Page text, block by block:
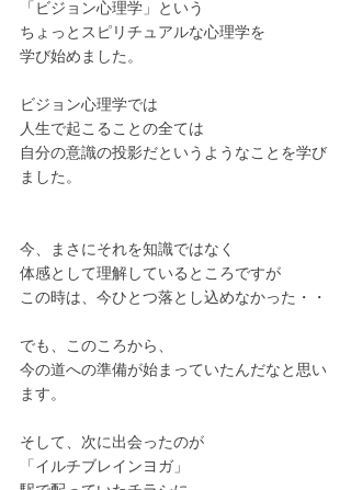
「ビジョン心理学」
という
ちょっとスピリチュアルな心理学を
学び始めました。
ビジョン心理学では
人生で起こることの全ては
自分の意識の投影だというようなことを学び
ました。
今、まさにそれを知識ではなく
体感として理解しているところですが
この時は、今ひとつ落とし込めなかった・・
でも、このころから、
今の道への準備が始まっていたんだなと思い
ます。
そして、次に出会ったのが
「 イルチブレインヨガ」